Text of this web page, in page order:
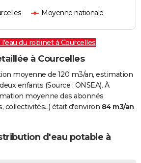
Moyenne nationale
l'eau du robinet à Courcelles
à Courcelles
moyenne de 120 m3/an, estimation
enfants (Source : ONSEA). À
moyenne des abonnés
collectivités...) était d'environ 84 m3/an
d'eau potable à